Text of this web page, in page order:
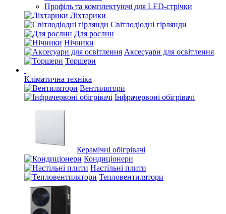
Профіль та комплектуючі для LED-стрічки
Ліхтарики
Світлодіодні гірлянди
Для рослин
Нічники
Аксесуари для освітлення
Торшери
Кліматична техніка
Вентилятори
Інфрачервоні обігрівачі
Керамічні обігрівачі
Кондиціонери
Настільні плити
Тепловентилятори